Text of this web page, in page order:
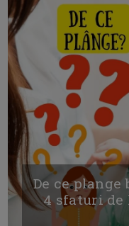
De ce
4 sfaturi de